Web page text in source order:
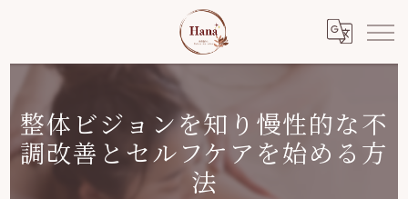
整体ビジョンを知り慢性的な不
調改善とセルフケアを始める方
法